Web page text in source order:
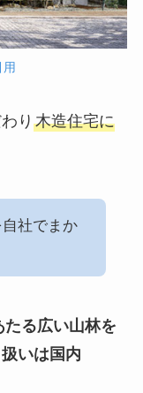
用
り 木造住宅に
社でまか
たる広い山林を
いは国内